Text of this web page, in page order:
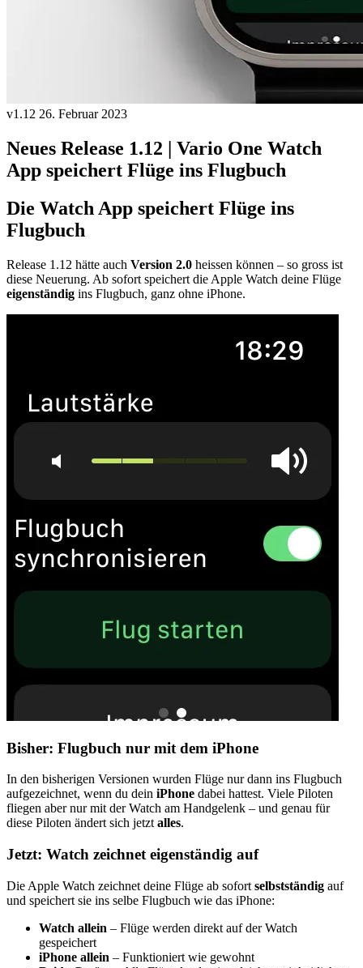
v1.12 26. Februar 2023
Neues Release 1.12 | Vario One Watch
App speichert Flüge ins Flugbuch
Die Watch App speichert Flüge ins
Flugbuch
Release 1.12 hätte auch Version 2.0 heissen können – so gross ist
diese Neuerung. Ab sofort speichert die Apple Watch deine Flüge
eigenständig ins Flugbuch, ganz ohne iPhone.
Bisher: Flugbuch nur mit dem iPhone
In den bisherigen Versionen wurden Flüge nur dann ins Flugbuch
aufgezeichnet, wenn du dein iPhone dabei hattest. Viele Piloten
fliegen aber nur mit der Watch am Handgelenk – und genau für
diese Piloten ändert sich jetzt alles.
Jetzt: Watch zeichnet eigenständig auf
Die Apple Watch zeichnet deine Flüge ab sofort selbstständig auf
und speichert sie ins selbe Flugbuch wie das iPhone:
Watch allein – Flüge werden direkt auf der Watch
gespeichert
iPhone allein – Funktioniert wie gewohnt